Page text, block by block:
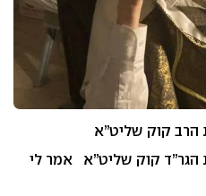
הרב קוק שליט”א
הגר”ד קוק שליט”א אמר לי